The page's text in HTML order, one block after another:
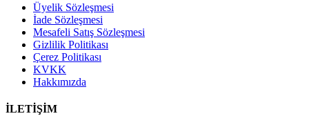
Üyelik Sözleşmesi
İade Sözleşmesi
Mesafeli Satış Sözleşmesi
Gizlilik Politikası
Çerez Politikası
KVKK
Hakkımızda
İLETİŞİM